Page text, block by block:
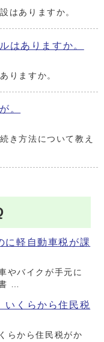
はありますか。
はありますか。
りますか。
。
き方法について教え
に軽自動車税が課
やバイクが手元に
…
いくらから住民税
らから住民税がか